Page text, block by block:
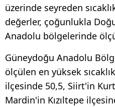
üzerinde seyreden
değerler, çoğunlukla
Anadolu bölgelerinde
Güneydoğu Anadolu
ölçülen en yüksek
ilçesinde 50,5, Siirt'in
Mardin'in Kızıltepe